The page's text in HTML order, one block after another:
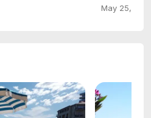
May 25,